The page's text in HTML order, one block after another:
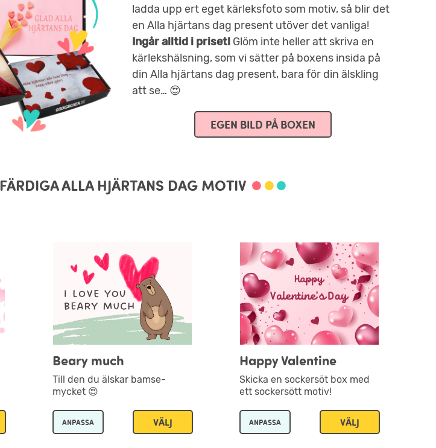
ladda upp ert eget kärleksfoto som motiv, så blir det
en Alla hjärtans dag present utöver det vanliga!
Ingår alltid i priset!Glöm inte heller att skriva en
kärlekshälsning, som vi sätter på boxens insida på
din Alla hjärtans dag present, bara för din älskling
att se… 😍
EGEN BILD PÅ BOXEN
FÄRDIGA ALLA HJÄRTANS DAG MOTIV
Beary much
Till den du älskar bamse-
mycket 😍
ANPASSA VÄLJ
Happy Valentine
Skicka en sockersöt box med
ett sockersött motiv!
ANPASSA VÄLJ